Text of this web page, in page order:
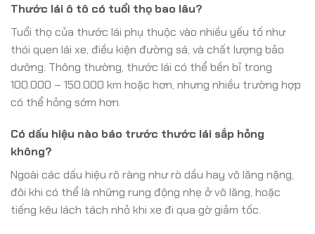
Thước lái ô tô có tuổi thọ bao lâu?
Tuổi thọ của thước lái phụ thuộc vào nhiều yếu tố như
thói quen lái xe, điều kiện đường sá, và chất lượng bảo
dưỡng. Thông thường, thước lái có thể bền bỉ trong
100.000 – 150.000 km hoặc hơn, nhưng nhiều trường hợp
có thể hỏng sớm hơn.
Có dấu hiệu nào báo trước thước lái sắp hỏng
không?
Ngoài các dấu hiệu rõ ràng như rò dầu hay vô lăng nặng,
đôi khi có thể là những rung động nhẹ ở vô lăng, hoặc
tiếng kêu lách tách nhỏ khi xe đi qua gờ giảm tốc.